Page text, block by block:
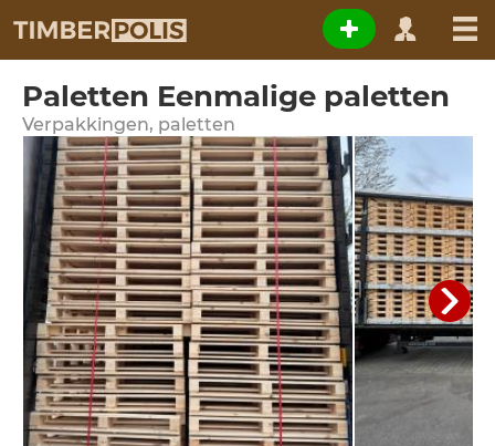
Paletten Eenmalige paletten
Verpakkingen, paletten